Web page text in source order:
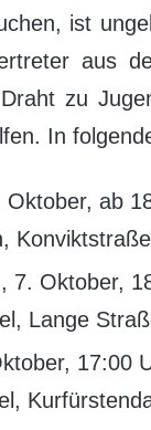
ist
aus
zu
In
ab
7. Oktober,
Lange
17:00